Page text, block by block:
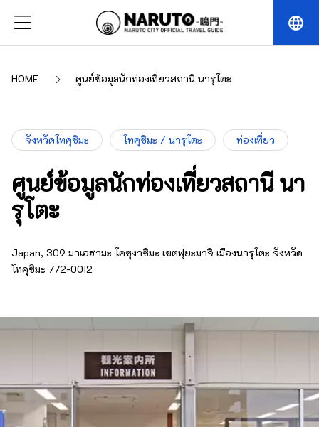
language
HOME ศูนย์ข้อมูลนักท่องเที่ยวสถานี นารุโตะ
จังหวัดโทคุชิมะ โทคุชิมะ / นารุโตะ ท่องเที่ยว
ศูนย์ข้อมูลนักท่องเที่ยวสถานี นา
รุโตะ
Japan, 309 มาเอฮามะ โคซุงาชิมะ เขตฟุยะมาจิ เมืองนารุโตะ จังหวัด
โทคุชิมะ 772-0012